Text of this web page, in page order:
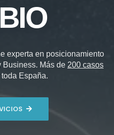
experta en posicionamiento
Business. Más de 200 casos
España.